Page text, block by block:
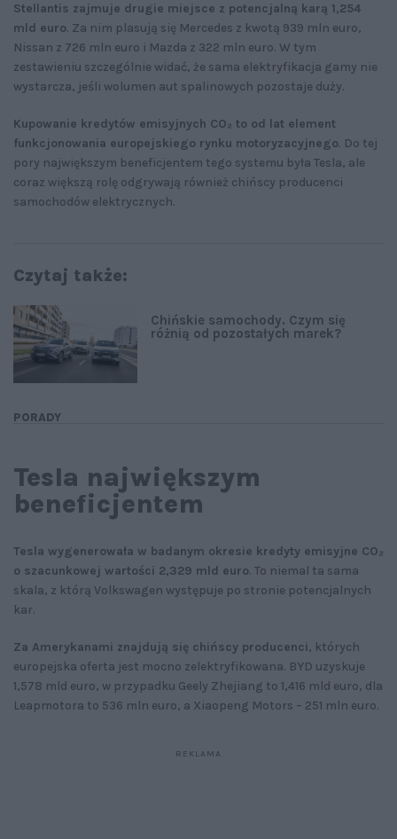
Stellantis zajmuje drugie miejsce z potencjalną karą 1,254
mld euro. Za nim plasują się Mercedes z kwotą 939 mln euro,
Nissan z 726 mln euro i Mazda z 322 mln euro. W tym
zestawieniu szczególnie widać, że sama elektryfikacja gamy nie
wystarcza, jeśli wolumen aut spalinowych pozostaje duży.
Kupowanie kredytów emisyjnych CO₂ to od lat element
funkcjonowania europejskiego rynku motoryzacyjnego. Do tej
pory największym beneficjentem tego systemu była Tesla, ale
coraz większą rolę odgrywają również chińscy producenci
samochodów elektrycznych.
Czytaj także:
PORADY
Chińskie samochody. Czym się
różnią od pozostałych marek?
Tesla największym
beneficjentem
Tesla wygenerowała w badanym okresie kredyty emisyjne CO₂
o szacunkowej wartości 2,329 mld euro. To niemal ta sama
skala, z którą Volkswagen występuje po stronie potencjalnych
kar.
Za Amerykanami znajdują się chińscy producenci, których
europejska oferta jest mocno zelektryfikowana. BYD uzyskuje
1,578 mld euro, w przypadku Geely Zhejiang to 1,416 mld euro, dla
Leapmotora to 536 mln euro, a Xiaopeng Motors – 251 mln euro.